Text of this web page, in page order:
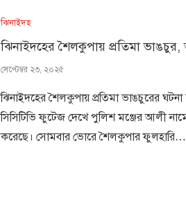
ঝিনাইদহ
ঝিনাইদহের শৈলকুপায় প্রতিমা
সেপ্টেম্বর ২৩, ২০২৫
ঝিনাইদহের শৈলকুপায় প্রতিমা ভাঙচুরের
সিসিটিভি ফুটেজ দেখে পুলিশ মঞ্জের আলী
করেছে। সোমবার ভোরে শৈলকুপার ফুলহারি…